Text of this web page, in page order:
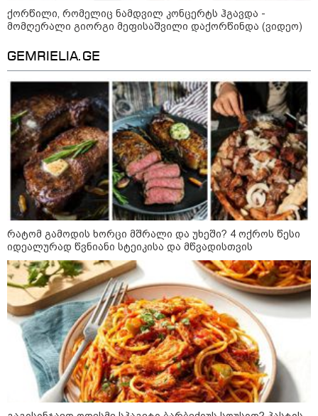
„კუკუდამალობანა“ - რუსული
დრონის „საბრძოლო-კომიკური“
ვიდეო
"ომი, რომელსაც მთელი
მსოფლიოს შთანთქმა შეუძლია:
დონალდ ტრამპმა აღარ იცის,
როგორ მოიქცეს" -The New York
Times
კიევი ისევ სასტიკად დაიბომბა -
ამდენი ბალისტიკური რაკეტა
მსოფლიოს არც ერთი ქალაქისკენ
არ გაუშვიათ: პუტინის ახალი
ანტირეკორდი
შტურმი ტვინზე და პოლიტიკური
პოლარიზაციის მეტასტაზები: რა
ემართება ადამიანის ფსიქიკას,
როდესაც მედიიდან და
სოცქსელებიდან მუდმივად
ლანძღვა-გინება ესმის?! -
ფსიქოლოგ ზურა მხეიძის ანალიზი
ქორწილი, რომელიც ნამდვილ კონცერტს ჰგავდა -
მომღერალი გიორგი მეფისაშვილი დაქორწინდა (ვიდეო)
GEMRIELIA.GE
რატომ გამოდის ხორცი მშრალი და უხეში? 4 ოქროს წესი
იდეალურად წვნიანი სტეიკისა და მწვადისთვის